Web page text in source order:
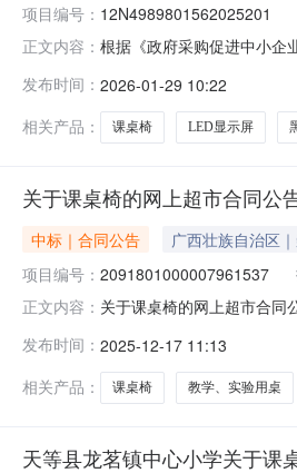
项目编号： 12N4989801562025201
正文内容： 根据《政府采购促进中小企
同链接1关于课桌椅的网上
发布时间： 2026-01-29 10:22
相关产品：
课桌椅 LED显示屏
关于课桌椅的网上超市合同公
中标｜合同公告 广西壮族自治区
项目编号： 2091801000007961537
正文内容： 关于课桌椅的网上超市合同
课桌椅信京100028345157
发布时间： 2025-12-17 11:13
相关产品：
课桌椅 教学、实验用桌
天等县龙茗镇中心小学关于课